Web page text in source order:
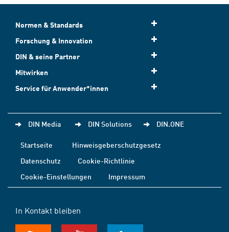
Normen & Standards
Forschung & Innovation
DIN & seine Partner
Mitwirken
Service für Anwender*innen
DIN Media DIN Solutions DIN.ONE
Startseite
Hinweisgeberschutzgesetz
Datenschutz
Cookie-Richtlinie
Cookie-Einstellungen
Impressum
In Kontakt bleiben